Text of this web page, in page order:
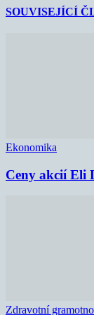
SOUVISEJÍCÍ
Ekonomika
Ceny akcií Eli
Zdravotní